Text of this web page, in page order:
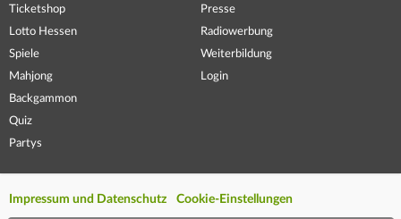
Ticketshop
Lotto Hessen
Spiele
Mahjong
Backgammon
Quiz
Partys
Presse
Radiowerbung
Weiterbildung
Login
Impressum und Datenschutz Cookie-Einstellungen